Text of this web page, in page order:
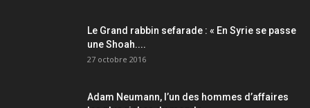
Le Grand rabbin sefarade : « En Syrie se passe
une Shoah....
27 octobre 2016
Adam Neumann, l’un des hommes d’affaires